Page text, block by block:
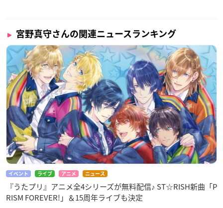
宮野真守さんの関連ニュースランキング
イベント ライブ アニメ ニュース
『うたプリ』アニメ全4シリーズが無料配信♪ ST☆RISH新曲「P
RISM FOREVER!」＆15周年ライブも決定